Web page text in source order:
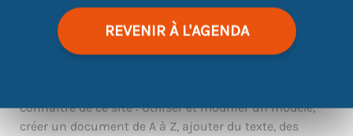
REVENIR À L'AGENDA
Vous avez un compte Canva (ou pas encore) mais
connaître de ce site : Utiliser et modifier un modèle,
créer un document de A à Z, ajouter du texte, des